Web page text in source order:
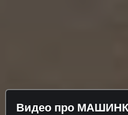
Видео про